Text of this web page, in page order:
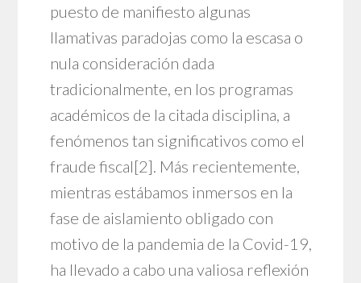
puesto de manifiesto algunas
llamativas paradojas como la escasa o
nula consideración dada
tradicionalmente, en los programas
académicos de la citada disciplina, a
fenómenos tan significativos como el
fraude fiscal[2]. Más recientemente,
mientras estábamos inmersos en la
fase de aislamiento obligado con
motivo de la pandemia de la Covid-19,
ha llevado a cabo una valiosa reflexión